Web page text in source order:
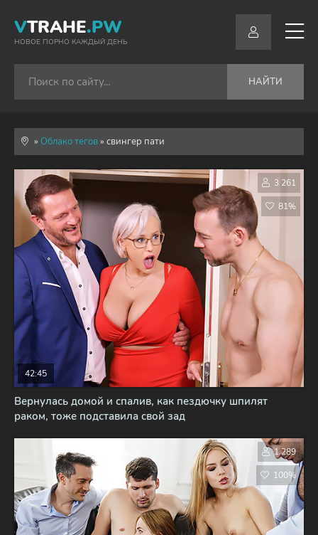
VTRAHE.PW
НОВОЕ ПОРНО КАЖДЫЙ ДЕНЬ
НАЙТИ
» Облако тегов» свингер пати
Вернулась домой и спалив, как пездючку шпилят
раком, тоже подставила свой зад
42:45
3 261
81%
1 289
100%